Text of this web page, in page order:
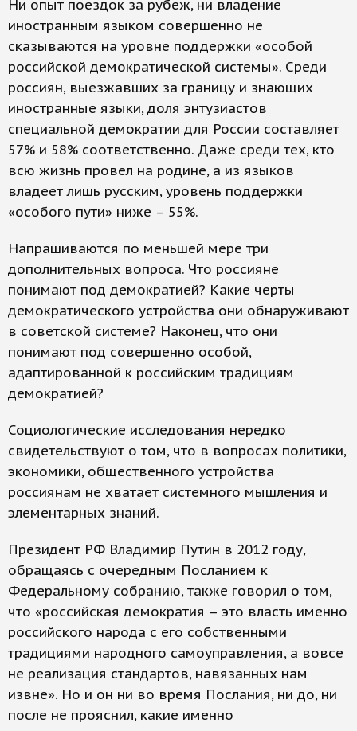
Ни опыт поездок за рубеж, ни владение
иностранным языком совершенно не
сказываются на уровне поддержки «особой
российской демократической системы». Среди
россиян, выезжавших за границу и знающих
иностранные языки, доля энтузиастов
специальной демократии для России составляет
57% и 58% соответственно. Даже среди тех, кто
всю жизнь провел на родине, а из языков
владеет лишь русским, уровень поддержки
«особого пути» ниже – 55%.
Напрашиваются по меньшей мере три
дополнительных вопроса. Что россияне
понимают под демократией? Какие черты
демократического устройства они обнаруживают
в советской системе? Наконец, что они
понимают под совершенно особой,
адаптированной к российским традициям
демократией?
Социологические исследования нередко
свидетельствуют о том, что в вопросах политики,
экономики, общественного устройства
россиянам не хватает системного мышления и
элементарных знаний.
Президент РФ Владимир Путин в 2012 году,
обращаясь с очередным Посланием к
Федеральному собранию, также говорил о том,
что «российская демократия – это власть именно
российского народа с его собственными
традициями народного самоуправления, а вовсе
не реализация стандартов, навязанных нам
извне». Но и он ни во время Послания, ни до, ни
после не прояснил, какие именно